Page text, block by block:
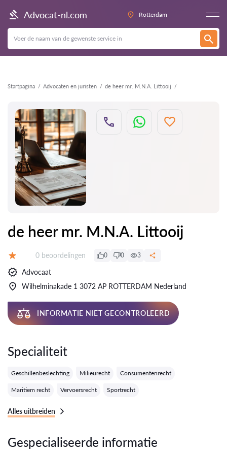
Advocat-nl.com Rotterdam
Startpagina Advocaten en juristen de heer mr. M.N.A. Littooij
Terug
de heer mr. M.N.A. Littooij
Getuigenissen:
0 beoordelingen 0 0 3
Advocaat
Wilhelminakade 1 3072 AP ROTTERDAM Nederland
INFORMATIE NIET GECONTROLEERD
Specialiteit
Geschillenbeslechting Milieurecht Consumentenrecht
Maritiem recht Vervoersrecht Sportrecht
Alles uitbreiden
Gespecialiseerde informatie